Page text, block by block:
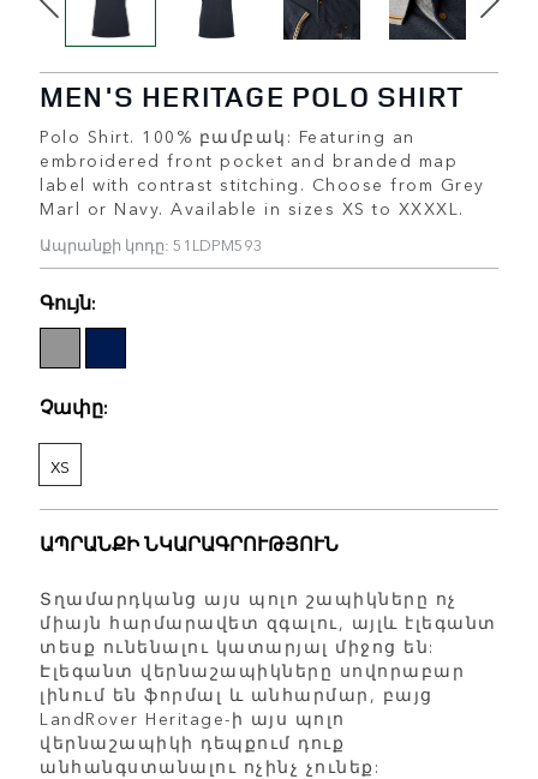
MEN'S HERITAGE POLO SHIRT
Polo Shirt. 100% բամբակ: Featuring an
embroidered front pocket and branded map
label with contrast stitching. Choose from Grey
Marl or Navy. Available in sizes XS to XXXXL.
Ապրանքի կոդը: 51LDPM593
Գույն:
Չափը:
XS
ԱՊՐԱՆՔԻ ՆԿԱՐԱԳՐՈՒԹՅՈՒՆ
Տղամարդկանց այս պոլո շապիկները ոչ
միայն հարմարավետ զգալու, այլև էլեգանտ
տեսք ունենալու կատարյալ միջոց են:
Էլեգանտ վերնաշապիկները սովորաբար
լինում են ֆորմալ և անհարմար, բայց
LandRover Heritage-ի այս պոլո
վերնաշապիկի դեպքում դուք
անհանգստանալու ոչինչ չունեք: